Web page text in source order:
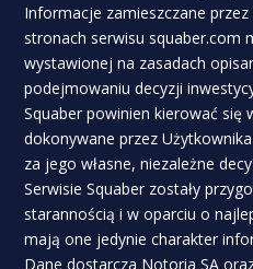
Informacje zamieszczane
stronach serwisu squaber.com
wystawionej na zasadach
podejmowaniu decyzji
Squaber powinien kierować się
dokonywane przez
za jego własne, niezależne
Serwisie Squaber zostały
starannością i w oparciu o
mają one jedynie charakter
Dane dostarcza Notoria SA